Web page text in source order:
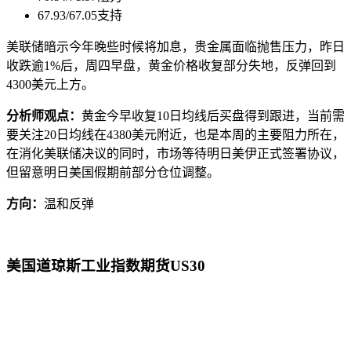
67.93/67.05支持
美联储暗示今年晚些时候将加息，贵金属面临抛售压力，昨日
收跌逾1%后，周四早盘，黄金价格收复部分失地，反弹回到
4300美元上方。
分析师观点： 黄金今早收复10日均线后买盘得到跟进，当前需
要关注20日均线在4380美元附近，也是本周的主要阻力所在，
在消化美联储决议的同时，市场等待明日美伊正式签署协议，
但留意明日美国假期前部分仓位调整。
方向： 温和反弹
美国道琼斯工业指数期货US30